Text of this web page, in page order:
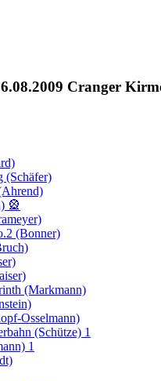
Cranger
(Schäfer)
🎡
(Bonner)
(Markmann)
Osselmann)
(Schütze) 1
1